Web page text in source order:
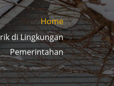
Home
di Lingkungan
Pemerintahan